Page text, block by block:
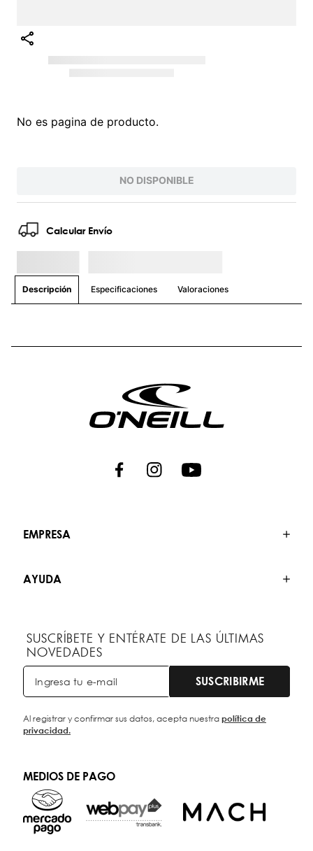
No es pagina de producto.
NO DISPONIBLE
Calcular Envío
Descripción Especificaciones Valoraciones
EMPRESA
AYUDA
SUSCRÍBETE Y ENTÉRATE DE LAS ÚLTIMAS
NOVEDADES
SUSCRIBIRME
Al registrar y confirmar sus datos, acepta nuestrapolítica de
privacidad.
MEDIOS DE PAGO